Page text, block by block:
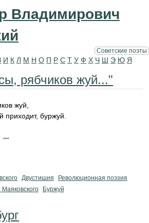
Владимирович
Советские поэты
И К Л М Н О П Р С Т У Ф Х Ч Ш Э Ю Я
рябчиков жуй..."
жуй,
приходит, буржуй.
Двустишия
Революционная поэзия
Буржуй